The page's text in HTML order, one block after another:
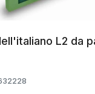
L2 da